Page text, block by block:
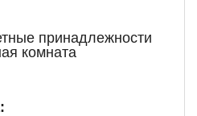
принадлежности
комната